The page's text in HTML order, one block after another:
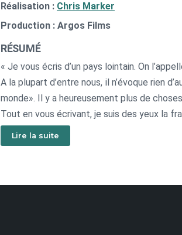
Réalisation : Chris Marker
Production : Argos Films
RÉSUMÉ
« Je vous écris d’un pays lointain. On
A la plupart d’entre nous, il n’évoque rien
monde». Il y a heureusement plus de
Tout en vous écrivant, je suis des yeux la
: Biriosinka ».
Lire la suite